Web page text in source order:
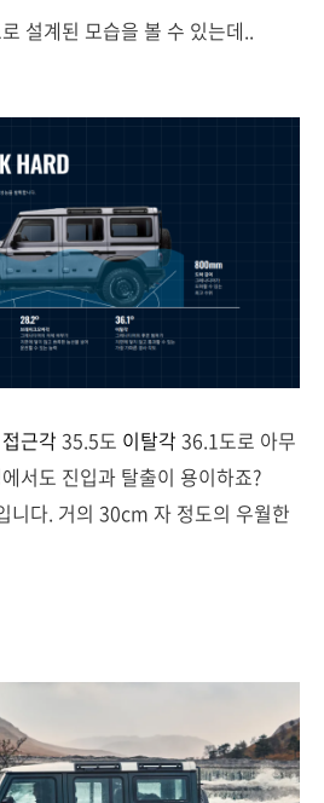
설계된 모습을 볼 수 있는데..
접근각 35.5도 이탈각 36.1도로 아무
서도 진입과 탈출이 용이하죠?
다. 거의 30cm 자 정도의 우월한